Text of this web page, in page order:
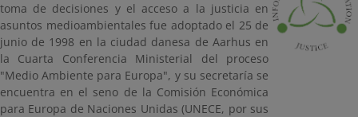
toma de decisiones y el acceso a la justicia en
asuntos medioambientales fue adoptado el 25 de
junio de 1998 en la ciudad danesa de Aarhus en
la Cuarta Conferencia Ministerial del proceso
"Medio Ambiente para Europa", y su secretaría se
encuentra en el seno de la Comisión Económica
para Europa de Naciones Unidas (UNECE, por sus